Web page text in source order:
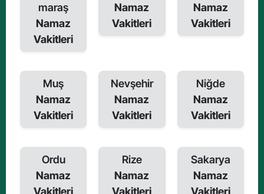
maraş
Namaz
Vakitleri
Namaz
Vakitleri
Namaz
Vakitleri
Muş
Namaz
Vakitleri
Nevşehir
Namaz
Vakitleri
Niğde
Namaz
Vakitleri
Ordu
Namaz
Vakitleri
Rize
Namaz
Vakitleri
Sakarya
Namaz
Vakitleri